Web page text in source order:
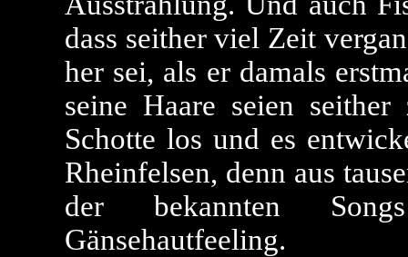
dass seither viel Zeit
her sei, als er damals
seine Haare seien
Schotte los und es
Rheinfelsen, denn aus
der bekannten
Gänsehautfeeling.